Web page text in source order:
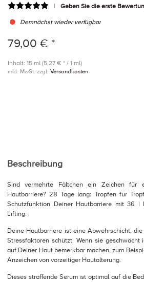
Geben Sie die erste
Demnächst wieder verfügbar
79,00 € *
Inhalt: 15 ml (5,27 € * / 1 ml)
inkl. MwSt. zzgl. Versandkosten
Beschreibung
Sind vermehrte Fältchen ein Zeichen für
Hautbarriere? 28 Tage lang: Tropfen für
Schutzfunktion Deiner Hautbarriere mit 36 |
Lifting.
Deine Hautbarriere ist eine Abwehrschicht,
Stressfaktoren schützt. Wenn sie geschwächt
auf Deiner Haut bemerkbar machen, zum
Anzeichen von vorzeitiger Hautalterung.
Dieses straffende Serum ist optimal auf die